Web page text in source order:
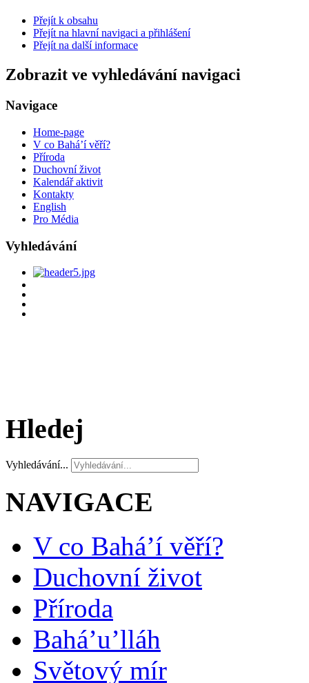
Přejít k obsahu
Přejít na hlavní navigaci a přihlášení
Přejít na další informace
Zobrazit ve vyhledávání navigaci
Navigace
Home-page
V co Bahá’í věří?
Příroda
Duchovní život
Kalendář aktivit
Kontakty
English
Pro Média
Vyhledávání
Hledej
Vyhledávání...
NAVIGACE
V co Bahá’í věří?
Duchovní život
Příroda
Bahá’u’lláh
Světový mír